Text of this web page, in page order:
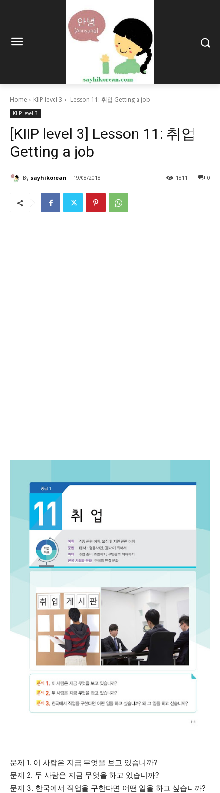
Home KIIP level 3 Lesson 11: 취업 Getting a job
KIIP level 3
[KIIP level 3] Lesson 11: 취업
Getting a job
By sayhikorean 19/08/2018 0
1811
문제 1. 이 사람은 지금 무엇을 보고 있습니까?
문제 2. 두 사람은 지금 무엇을 하고 있습니까?
문제 3. 한국에서 직업을 구한다면 어떤 일을 하고 싶습니까?